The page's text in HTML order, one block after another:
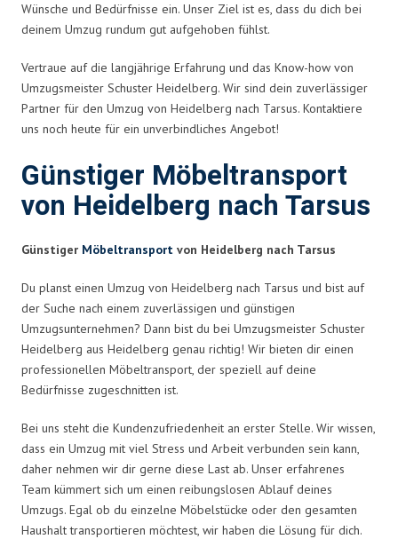
Wünsche und Bedürfnisse ein. Unser Ziel ist es, dass du dich bei
deinem Umzug rundum gut aufgehoben fühlst.
Vertraue auf die langjährige Erfahrung und das Know-how von
Umzugsmeister Schuster Heidelberg. Wir sind dein zuverlässiger
Partner für den Umzug von Heidelberg nach Tarsus. Kontaktiere
uns noch heute für ein unverbindliches Angebot!
Günstiger Möbeltransport
von Heidelberg nach Tarsus
Günstiger Möbeltransport von Heidelberg nach Tarsus
Du planst einen Umzug von Heidelberg nach Tarsus und bist auf
der Suche nach einem zuverlässigen und günstigen
Umzugsunternehmen? Dann bist du bei Umzugsmeister Schuster
Heidelberg aus Heidelberg genau richtig! Wir bieten dir einen
professionellen Möbeltransport, der speziell auf deine
Bedürfnisse zugeschnitten ist.
Bei uns steht die Kundenzufriedenheit an erster Stelle. Wir wissen,
dass ein Umzug mit viel Stress und Arbeit verbunden sein kann,
daher nehmen wir dir gerne diese Last ab. Unser erfahrenes
Team kümmert sich um einen reibungslosen Ablauf deines
Umzugs. Egal ob du einzelne Möbelstücke oder den gesamten
Haushalt transportieren möchtest, wir haben die Lösung für dich.